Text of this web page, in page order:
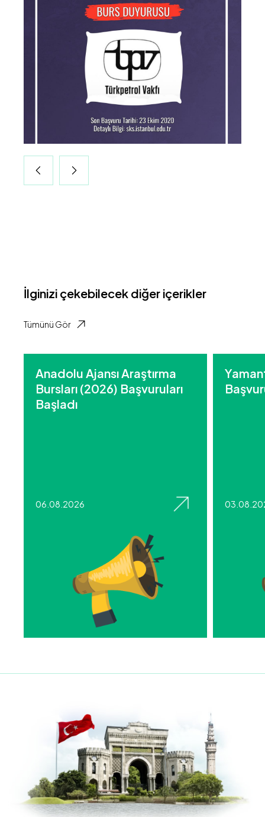
İlginizi çekebilecek diğer içerikler
Tümünü Gör
Anadolu Ajansı Araştırma
Bursları (2026) Başvuruları
Başladı
06.08.2026